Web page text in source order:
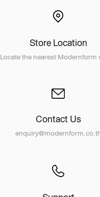
Store Location
Locate the nearest Modernform
Contact Us